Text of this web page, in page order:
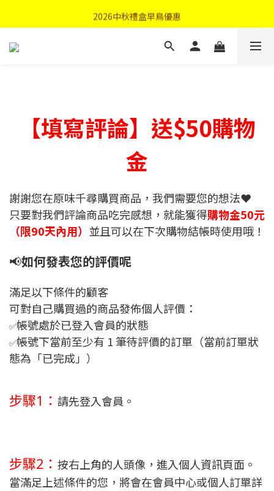
首購優惠輸入"N50"現折50元
2026中秋禮盒早鳥優惠
首購優惠輸入"N50"現折50元
【填寫評論】送$50購物
金
謝謝您在原味千尋購買商品，我們需要您的想法❤️
只要對我們評論商品吃完感想，就能獲得購物金50元
（限90天內用） 並且可以在下次購物結帳時使用哦！
📢如何發表您的評價呢
滿足以下條件的顧客
可對自己購買過的商品發佈個人評價：
✅帳號處於已登入會員的狀態
✅帳號下當前至少有 1 筆待評價的訂單（當前訂單狀
態為「已完成」）
步驟1： 請先登入會員。
步驟2： 按右上角的人頭像，進入個人資訊頁面。
當滿足上述條件的您，將會在會員中心或個人訂單詳